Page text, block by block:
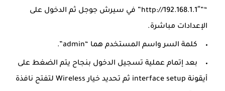
“”http://192.168.1.1″” في سيرش جوجل ثم الدخول على
الإعدادات مباشرة.
كلمة السر واسم المستخدم هما “admin”.
بعد إتمام عملية تسجيل الدخول بنجاح يتم الضغط على
أيقونة interface setup ثم تحديد خيار Wireless لتفتح نافذة